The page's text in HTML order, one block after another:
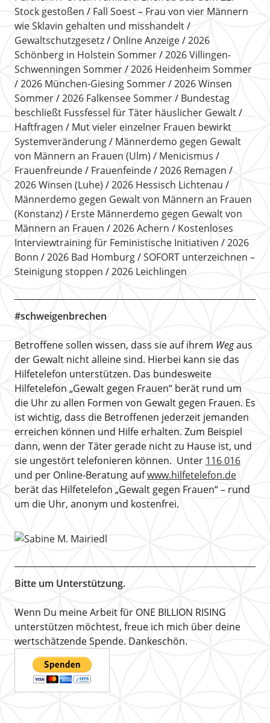
Stock gestoßen
Fall Soest – Frau von vier Männern
wie Sklavin gehalten und misshandelt
Gewaltschutzgesetz
Online Anzeige
2026
Schönberg in Holstein Sommer
2026 Villingen-
Schwenningen Sommer
2026 Heidenheim Sommer
2026 München-Giesing Sommer
2026 Winsen
Sommer
2026 Falkensee Sommer
Bundestag
beschließt Fussfessel für Täter häuslicher Gewalt
Haftfragen
Mut vieler einzelner Frauen bewirkt
Systemveränderung
Männerdemo gegen Gewalt
von Männern an Frauen (Ulm)
Menicismus
Frauenfreunde
Frauenfeinde
2026 Remagen
2026 Winsen (Luhe)
2026 Hessisch Lichtenau
Männerdemo gegen Gewalt von Männern an Frauen
(Konstanz)
Erste Männerdemo gegen Gewalt von
Männern an Frauen
2026 Achern
Kostenloses
Interviewtraining für Feministische Initiativen
2026
Bonn
2026 Bad Homburg
SOFORT unterzeichnen –
Steinigung stoppen
2026 Leichlingen
#schweigenbrechen
Betroffene sollen wissen, dass sie auf ihrem Wegaus
der Gewalt nicht alleine sind. Hierbei kann sie das
Hilfetelefon unterstützen. Das bundesweite
Hilfetelefon „Gewalt gegen Frauen“ berät rund um
die Uhr zu allen Formen von Gewalt gegen Frauen. Es
ist wichtig, dass die Betroffenen jederzeit jemanden
erreichen können und Hilfe erhalten. Zum Beispiel
dann, wenn der Täter gerade nicht zu Hause ist, und
sie ungestört telefonieren können. Unter 116 016
und per Online-Beratung aufwww.hilfetelefon.de
berät das Hilfetelefon „Gewalt gegen Frauen“ – rund
um die Uhr, anonym und kostenfrei.
Bitte um Unterstützung.
Wenn Du meine Arbeit für ONE BILLION RISING
unterstützen möchtest, freue ich mich über deine
wertschätzende Spende. Dankeschön.